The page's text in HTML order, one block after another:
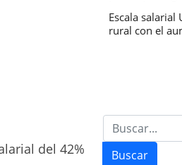
del 42%
Escala salarial
rural con el
Buscar